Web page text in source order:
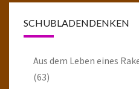
SCHUBLADENDENKEN
Aus dem Leben eines
(63)